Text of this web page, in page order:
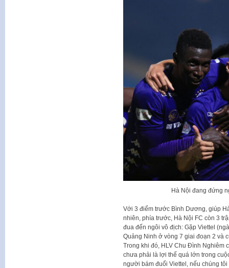
Hà Nội đang đứng
Với 3 điểm trước Bình Dương, giúp
nhiên, phía trước, Hà Nội FC còn 3
đua đến ngôi vô địch: Gặp Viettel
Quảng Ninh ở vòng 7 giai đoạn 2 và
Trong khi đó, HLV Chu Đình Nghiêm
chưa phải là lợi thế quá lớn trong
người bám đuổi Viettel, nếu chúng